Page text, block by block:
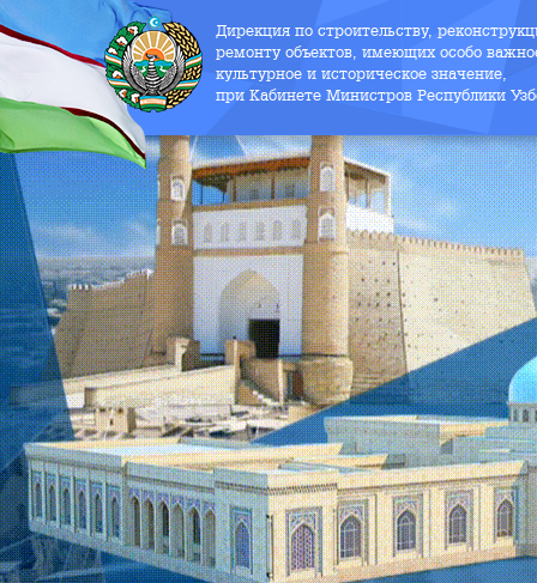
Дирекция по строительству,
ремонту объектов, имеющих особо
культурное и историческое значение,
при Кабинете Министров Республики